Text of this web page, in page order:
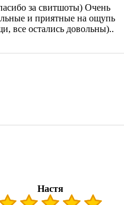
за свитшоты) Очень
и приятные на ощупь
все остались довольны)..
Настя